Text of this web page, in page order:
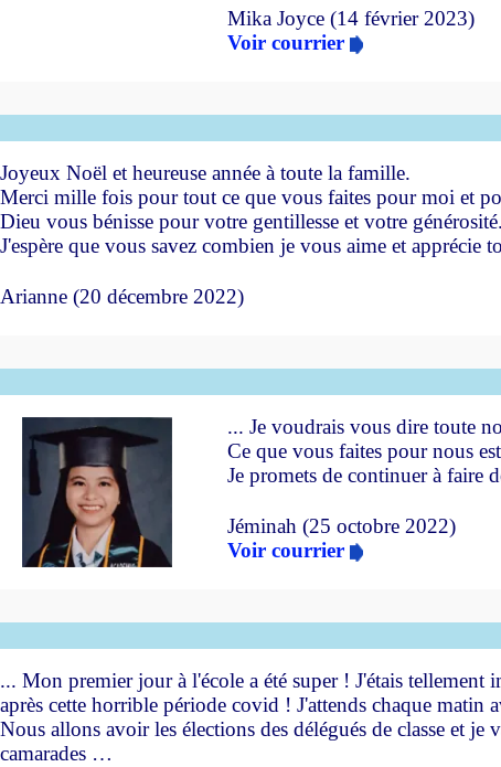
Mika Joyce (14 février 2023)
Voir courrier
Joyeux Noël et heureuse année à toute la famille.
Merci mille fois pour tout ce que vous faites pour moi et
Dieu vous bénisse pour votre gentillesse et votre générosité.
J'espère que vous savez combien je vous aime et
Arianne (20 décembre 2022)
... Je voudrais vous dire toute
Ce que vous faites pour nous
Je promets de continuer à faire
Jéminah (25 octobre 2022)
Voir courrier
... Mon premier jour à l'école a été super ! J'étais
après cette horrible période covid ! J'attends chaque matin
Nous allons avoir les élections des délégués de classe et
camarades …